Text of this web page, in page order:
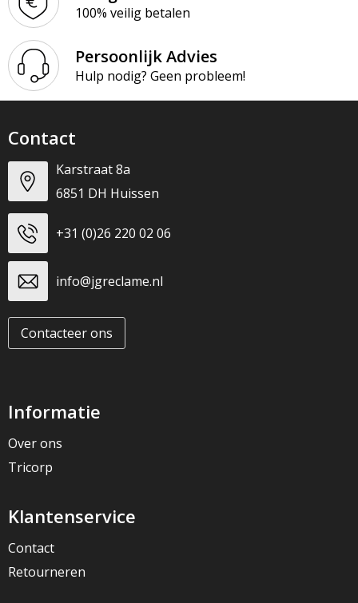
100% veilig betalen
Persoonlijk Advies
Hulp nodig? Geen probleem!
Contact
Karstraat 8a
6851 DH Huissen
+31 (0)26 220 02 06
info@jgreclame.nl
Contacteer ons
Informatie
Over ons
Tricorp
Klantenservice
Contact
Retourneren